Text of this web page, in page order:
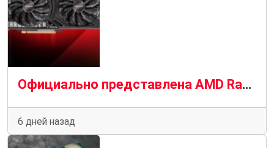
Официально представлена AMD Radeon RX 9050 со средними показателями в разрешении 1080p
6 дней назад